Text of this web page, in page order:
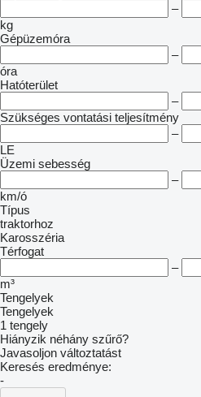
–
kg
Gépüzemóra
–
óra
Hatóterület
–
Szükséges vontatási teljesítmény
–
LE
Üzemi sebesség
–
km/ó
Típus
traktorhoz
Karosszéria
Térfogat
–
m³
Tengelyek
Tengelyek
1 tengely
Hiányzik néhány szűrő?
Javasoljon változtatást
Keresés eredménye:
-